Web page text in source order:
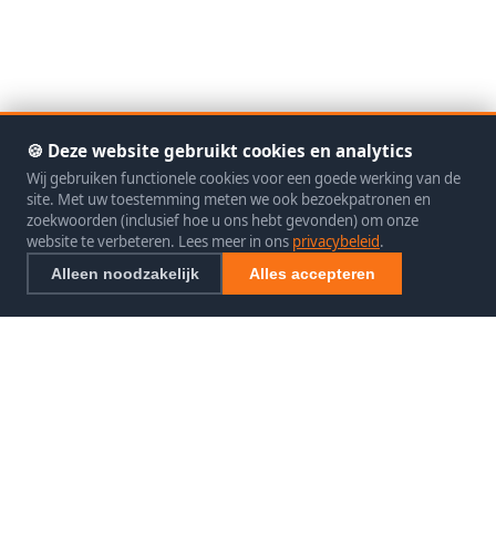
🍪 Deze website gebruikt cookies en analytics
Wij gebruiken functionele cookies voor een goede werking van de
site. Met uw toestemming meten we ook bezoekpatronen en
zoekwoorden (inclusief hoe u ons hebt gevonden) om onze
website te verbeteren. Lees meer in ons privacybeleid.
Alleen noodzakelijk Alles accepteren